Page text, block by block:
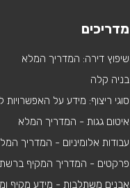
מדריכים
שיפוץ דירה: המדריך המלא
בניה קלה
סוגי ריצוף: מידע על האפשרויות
איטום גגות - המדריך המלא
עבודות אלומיניום - המדריך
פרקטים - המדריך המקיף ברשת
אבנים משתלבות - מידע מקיף